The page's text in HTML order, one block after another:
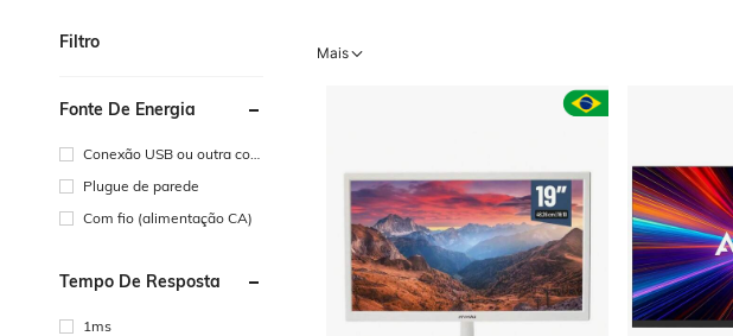
Filtro
Fonte De Energia
Conexão USB ou outra con
Plugue de parede
Com fio (alimentação CA)
Tempo De Resposta
1ms
Mais